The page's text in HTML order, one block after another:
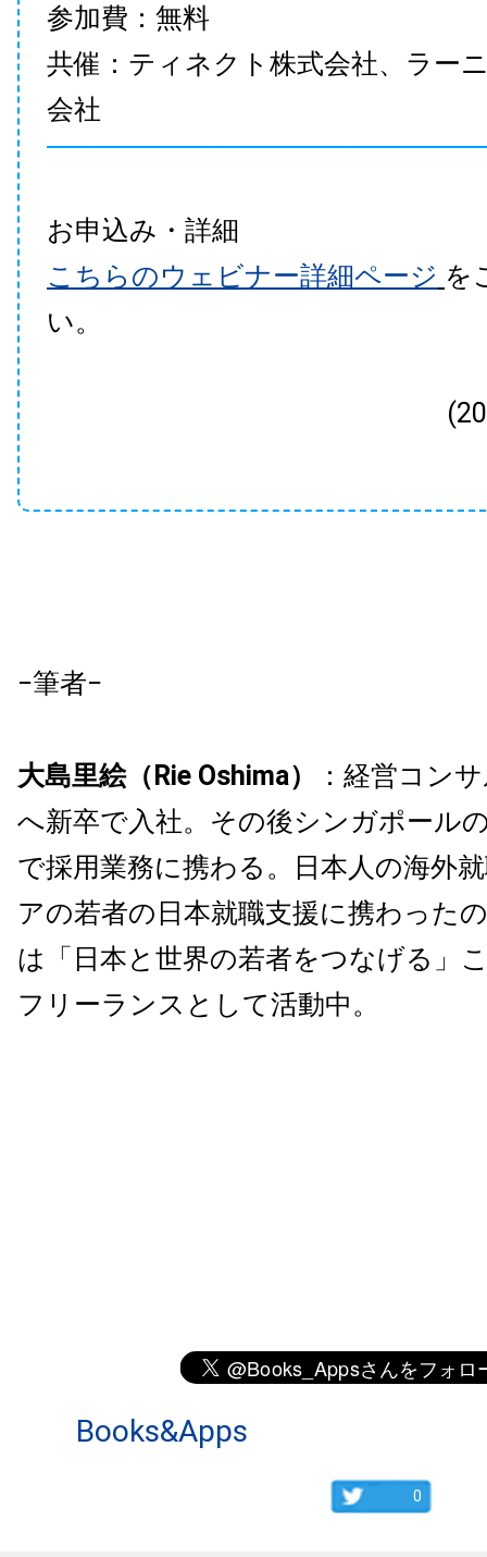
参加費：無料
共催：ティネクト株式会社、ラー
会社
お申込み・詳細
こちらのウェビナー詳細ページ を
い。
−筆者−
大島里絵（Rie Oshima）
：経営コン
へ新卒で入社。その後シンガポール
で採用業務に携わる。日本人の海外
アの若者の日本就職支援に携わった
は「日本と世界の若者をつなげる」
フリーランスとして活動中。
Books&Apps
0